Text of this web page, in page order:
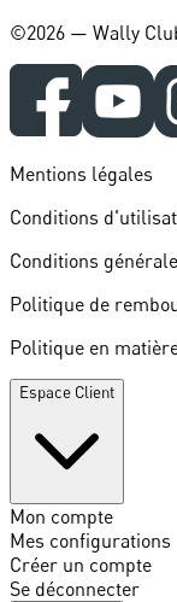
©️2026 — Wally
Mentions légales
Conditions
Conditions
Politique de
Politique en
Espace Client
Mon compte
Mes configurations
Créer un compte
Se déconnecter